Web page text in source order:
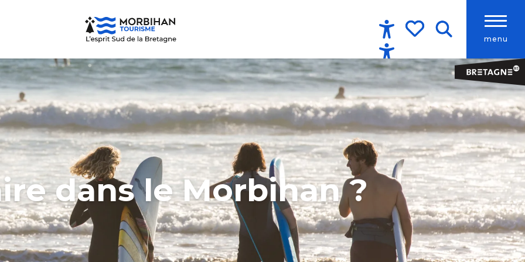
menu
Accessibilité
dans le Morbihan ?